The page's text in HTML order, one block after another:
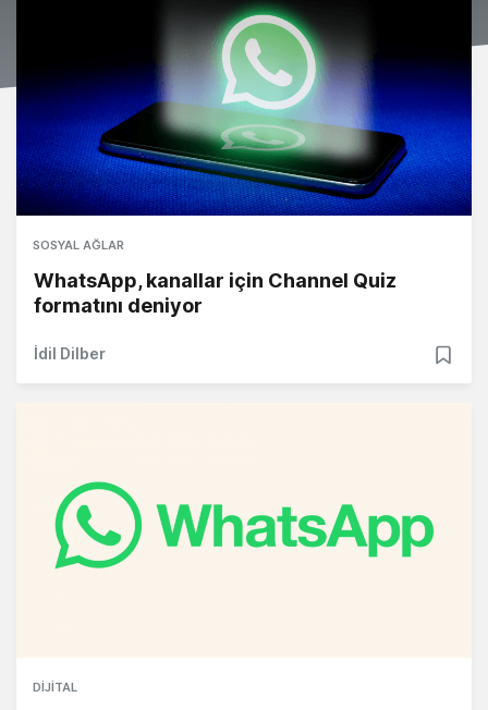
SOSYAL AĞLAR
WhatsApp, kanallar için Channel Quiz
formatını deniyor
İdil Dilber
DIJITAL